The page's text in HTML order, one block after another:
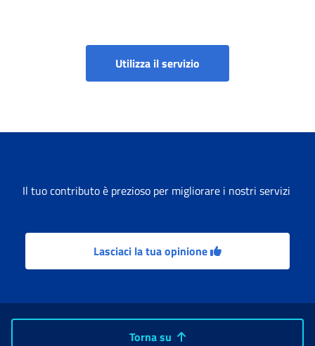
Utilizza il servizio
Il tuo contributo è prezioso per migliorare i nostri servizi
Lasciaci la tua opinione
Torna su